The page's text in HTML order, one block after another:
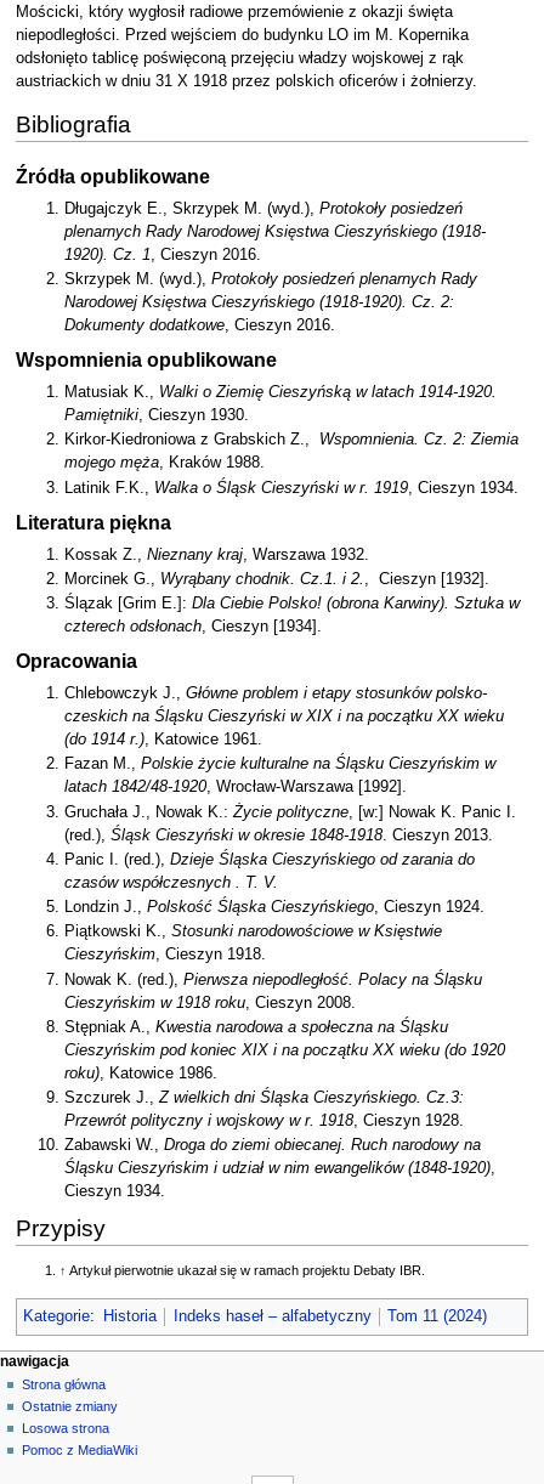
Mościcki, który wygłosił radiowe przemówienie z okazji święta
niepodległości. Przed wejściem do budynku LO im M. Kopernika
odsłonięto tablicę poświęconą przejęciu władzy wojskowej z rąk
austriackich w dniu 31 X 1918 przez polskich oficerów i żołnierzy.
Bibliografia
Źródła opublikowane
Długajczyk E., Skrzypek M. (wyd.),Protokoły posiedzeń
plenarnych Rady Narodowej Księstwa Cieszyńskiego (1918-
1920). Cz. 1 , Cieszyn 2016.
Skrzypek M. (wyd.),Protokoły posiedzeń plenarnych Rady
Narodowej Księstwa Cieszyńskiego (1918-1920). Cz. 2:
Dokumenty dodatkowe, Cieszyn 2016.
Wspomnienia opublikowane
Matusiak K., Walki o Ziemię Cieszyńską w latach 1914-1920.
Pamiętniki, Cieszyn 1930.
Kirkor-Kiedroniowa z Grabskich Z., Wspomnienia. Cz. 2: Ziemia
mojego męża, Kraków 1988.
Latinik F.K., Walka o Śląsk Cieszyński w r. 1919 , Cieszyn 1934.
Literatura piękna
Kossak Z.,Nieznany kraj , Warszawa 1932.
Morcinek G., Wyrąbany chodnik. Cz.1. i 2. , Cieszyn [1932].
Ślązak [Grim E.]:Dla Ciebie Polsko! (obrona Karwiny). Sztuka w
czterech odsłonach, Cieszyn [1934].
Opracowania
Chlebowczyk J.,Główne problem i etapy stosunków polsko-
czeskich na Śląsku Cieszyński w XIX i na początku XX wieku
(do 1914 r.), Katowice 1961.
Fazan M.,Polskie życie kulturalne na Śląsku Cieszyńskim w
latach 1842/48-1920, Wrocław-Warszawa [1992].
Gruchała J., Nowak K.:Życie polityczne , [w:] Nowak K. Panic I.
(red.),Śląsk Cieszyński w okresie 1848-1918. Cieszyn 2013.
Panic I. (red.),Dzieje Śląska Cieszyńskiego od zarania do
czasów współczesnych . T. V.
Londzin J.,Polskość Śląska Cieszyńskiego, Cieszyn 1924.
Piątkowski K.,Stosunki narodowościowe w Księstwie
Cieszyńskim, Cieszyn 1918.
Nowak K. (red.),Pierwsza niepodległość. Polacy na Śląsku
Cieszyńskim w 1918 roku , Cieszyn 2008.
Stępniak A.,Kwestia narodowa a społeczna na Śląsku
Cieszyńskim pod koniec XIX i na początku XX wieku (do 1920
roku), Katowice 1986.
Szczurek J.,Z wielkich dni Śląska Cieszyńskiego. Cz.3:
Przewrót polityczny i wojskowy w r. 1918, Cieszyn 1928.
Zabawski W.,Droga do ziemi obiecanej. Ruch narodowy na
Śląsku Cieszyńskim i udział w nim ewangelików (1848-1920),
Cieszyn 1934.
Przypisy
↑ Artykuł pierwotnie ukazał się w ramach projektu Debaty IBR.
Kategorie: Historia Indeks haseł – alfabetyczny Tom 11 (2024)
M
e
n
u
działania na stronie
strona
dyskusja
czytaj
kod
narzędzia osobiste
zaloguj
się
nawigacja
Strona główna
Ostatnie zmiany
Losowa strona
Pomoc z MediaWiki